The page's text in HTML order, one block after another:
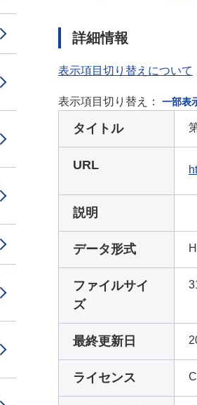
詳細情報
表示項目切り替えについて
表示項目切り替え： 一部表
タイトル
URL
説明
データ形式
ファイルサイ
ズ
最終更新日
ライセンス